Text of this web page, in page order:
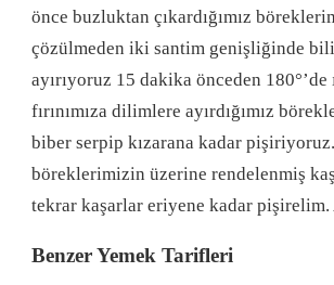
önce buzluktan çıkardığımız
çözülmeden iki santim genişliğinde
ayırıyoruz 15 dakika önceden 180°’de
fırınımıza dilimlere ayırdığımız
biber serpip kızarana kadar
böreklerimizin üzerine rendelenmiş
tekrar kaşarlar eriyene kadar
Benzer Yemek Tarifleri